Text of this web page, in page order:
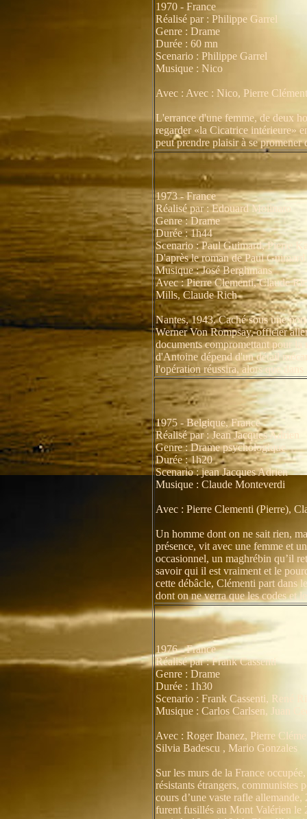
1970 - France
Réalisé par : Philippe Garrel
Genre : Drame
Durée : 60 mn
Scenario : Philippe Garrel
Musique : Nico
Avec : Avec : Nico, Pierre
L'errance d'une femme, de deux
regarder «la Cicatrice intérieure»
peut prendre plaisir à se promener
1973 - France
Réalisé par : Edouard Molinaro
Genre : Drame
Durée : 1h44
Scenario : Paul Guimard, Pierre
D'après le roman de Paul Guimard
Musique : José Berghmans
Avec : Pierre Clementi, Claude
Mills, Claude Rich
Nantes, 1943. Caché sous une
Werner Von Rompsay, officier
documents compromettant pour la
d'Antoine dépend d'un détail
l'opération réussira, alors que
1975 - Belgique, France
Réalisé par : Jean Jacques Adrien
Genre : Drame psychologique
Durée : 1h20
Scenario : jean Jacques Adrien
Musique : Claude Monteverdi
Avec : Pierre Clementi (Pierre),
Un homme dont on ne sait rien,
présence, vit avec une femme et
occasionnel, un maghrébin qu’il
savoir qui il est vraiment et le
cette débâcle, Clémenti part dans
dont on ne verra que les codes et
1976 - France
Réalisé par : Frank Cassenti
Genre : Drame
Durée : 1h30
Scenario : Frank Cassenti, René
Musique : Carlos Carlsen, Juan
Avec : Roger Ibanez, Pierre
Silvia Badescu , Mario Gonzales
Sur les murs de la France
résistants étrangers,
cours d’une vaste rafle
furent fusillés au Mont Valérien le